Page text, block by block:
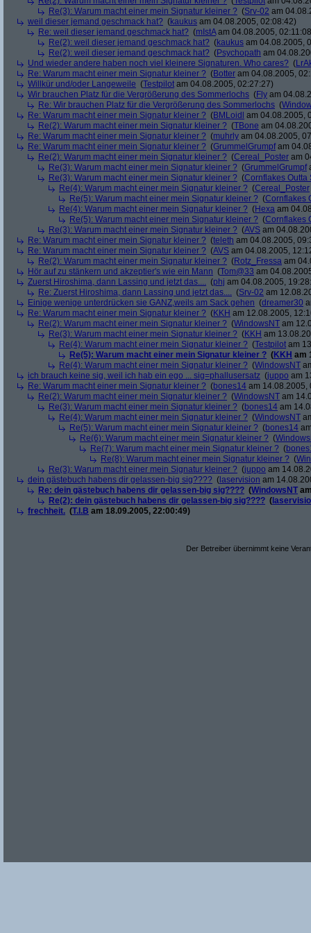
Re(3): Warum macht einer mein Signatur kleiner ? (Srv-02 am
weil dieser jemand geschmack hat? (kaukus am 04.08.2005, 02:08:42)
Re: weil dieser jemand geschmack hat? (mIstAam 04.08.2005,
Re(2): weil dieser jemand geschmack hat? (kaukus am 04.08.2005,
Re(2): weil dieser jemand geschmack hat? (Psychopath am
Und wieder andere haben noch viel kleinere Signaturen. Who cares? (
Re: Warum macht einer mein Signatur kleiner ? (Botter am 04.08.2005,
Willkür und/oder Langeweile (Testpilot am 04.08.2005, 02:27:27)
Wir brauchen Platz für die Vergrößerung des Sommerlochs (Fly am
Re: Wir brauchen Platz für die Vergrößerung des Sommerlochs (
Re: Warum macht einer mein Signatur kleiner ? (BMLoidl am 04.08.2005,
Re(2): Warum macht einer mein Signatur kleiner ? (TBone am
Re: Warum macht einer mein Signatur kleiner ? (muhrly am 04.08.2005,
Re: Warum macht einer mein Signatur kleiner ? (GrummelGrumpfam
Re(2): Warum macht einer mein Signatur kleiner ? (Cereal_Poster am
Re(3): Warum macht einer mein Signatur kleiner ? (GrummelGrumpf
Re(3): Warum macht einer mein Signatur kleiner ? (Cornflakes Outta
Re(4): Warum macht einer mein Signatur kleiner ? (Cereal_Poster
Re(5): Warum macht einer mein Signatur kleiner ? (Cornflakes
Re(4): Warum macht einer mein Signatur kleiner ? (Hexa am
Re(5): Warum macht einer mein Signatur kleiner ? (Cornflakes
Re(3): Warum macht einer mein Signatur kleiner ? (AVS am
Re: Warum macht einer mein Signatur kleiner ? (teleth am 04.08.2005,
Re: Warum macht einer mein Signatur kleiner ? (AVS am 04.08.2005,
Re(2): Warum macht einer mein Signatur kleiner ? (Rotz_Fressa am
Hör auf zu stänkern und akzeptier's wie ein Mann (Tom@33 am
Zuerst Hiroshima, dann Lassing und jetzt das.... (phj am 04.08.2005,
Re: Zuerst Hiroshima, dann Lassing und jetzt das.... (Srv-02 am
Einige wenige unterdrücken sie GANZ,weils am Sack gehen (dreamer30
Re: Warum macht einer mein Signatur kleiner ? (KKH am 12.08.2005,
Re(2): Warum macht einer mein Signatur kleiner ? (WindowsNT am
Re(3): Warum macht einer mein Signatur kleiner ? (KKH am
Re(4): Warum macht einer mein Signatur kleiner ? (Testpilot am
Re(5): Warum macht einer mein Signatur kleiner ? (KKH am
Re(4): Warum macht einer mein Signatur kleiner ? (WindowsNT
ich brauch keine sig, weil ich hab ein ego ... sig=phallusersatz (juppo am
Re: Warum macht einer mein Signatur kleiner ? (bones14 am 14.08.2005,
Re(2): Warum macht einer mein Signatur kleiner ? (WindowsNT am
Re(3): Warum macht einer mein Signatur kleiner ? (bones14 am
Re(4): Warum macht einer mein Signatur kleiner ? (WindowsNT
Re(5): Warum macht einer mein Signatur kleiner ? (bones14
Re(6): Warum macht einer mein Signatur kleiner ? (
Re(7): Warum macht einer mein Signatur kleiner ? (
Re(8): Warum macht einer mein Signatur kleiner ? (
Re(3): Warum macht einer mein Signatur kleiner ? (juppo am
dein gästebuch habens dir gelassen-big sig???? ( laservision am
Re: dein gästebuch habens dir gelassen-big sig???? (WindowsNT
Re(2): dein gästebuch habens dir gelassen-big sig???? (
frechheit. (T.I.B am 18.09.2005, 22:00:49)
Der Betreiber übernimmt keine